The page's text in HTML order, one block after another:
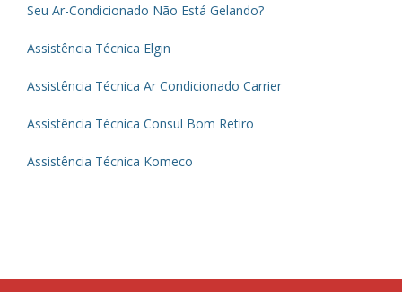
Seu Ar-Condicionado Não Está Gelando?
Assistência Técnica Elgin
Assistência Técnica Ar Condicionado Carrier
Assistência Técnica Consul Bom Retiro
Assistência Técnica Komeco